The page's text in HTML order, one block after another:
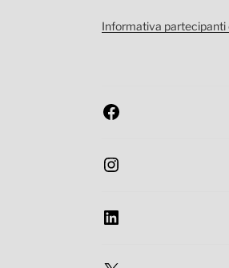
Informativa partecipanti